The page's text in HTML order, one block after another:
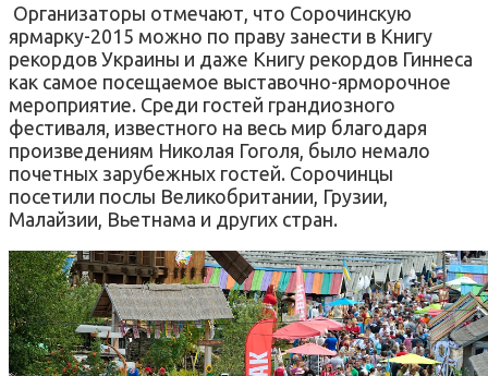
Организаторы отмечают, что Сорочинскую
ярмарку-2015 можно по праву занести в Книгу
рекордов Украины и даже Книгу рекордов Гиннеса
как самое посещаемое выставочно-ярморочное
мероприятие. Среди гостей грандиозного
фестиваля, известного на весь мир благодаря
произведениям Николая Гоголя, было немало
почетных зарубежных гостей. Сорочинцы
посетили послы Великобритании, Грузии,
Малайзии, Вьетнама и других стран.